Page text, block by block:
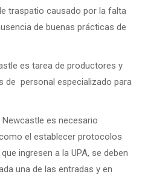
traspatio causado por la falta
de buenas prácticas de
es tarea de productores y
de personal especializado para
es necesario
el establecer protocolos
ingresen a la UPA, se deben
una de las entradas y en